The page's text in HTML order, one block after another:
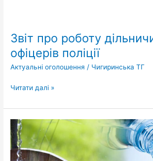
Звіт про роботу
офіцерів поліції
Актуальні оголошення / Чигиринська ТГ
роботу
дільничих
офіцерів
поліції
Читати далі »
Питна
вода
основа